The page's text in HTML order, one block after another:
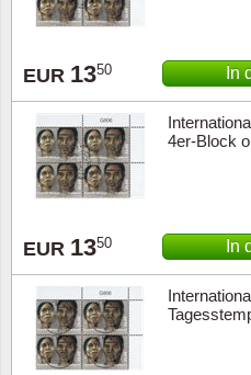
EUR 1350 In
4er-Block
EUR 1350 In